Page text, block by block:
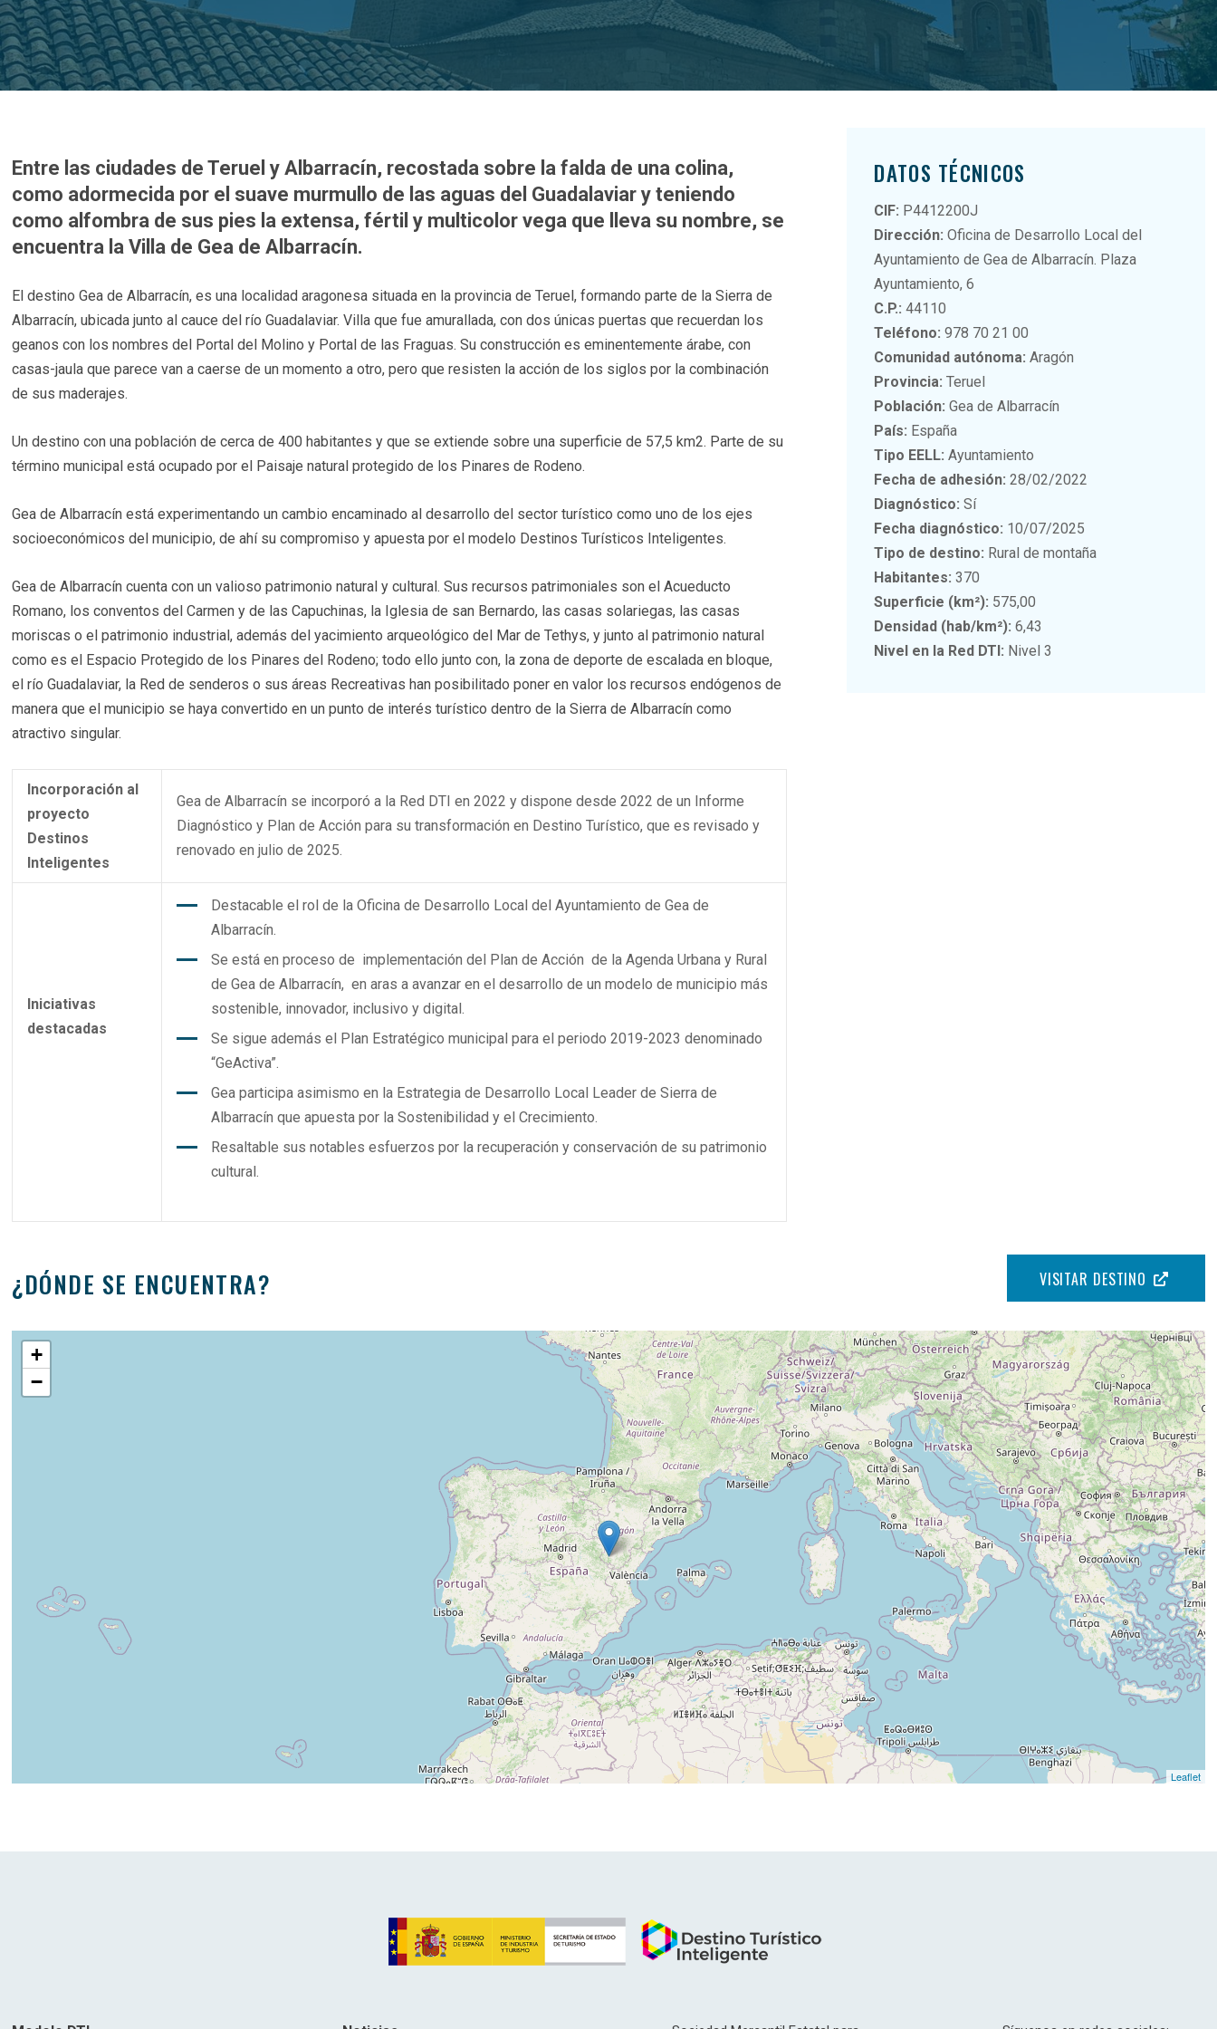
Entre las ciudades de Teruel y Albarracín, recostada sobre la falda de una colina,
como adormecida por el suave murmullo de las aguas del Guadalaviar y teniendo
como alfombra de sus pies la extensa, fértil y multicolor vega que lleva su nombre, se
encuentra la Villa de Gea de Albarracín.
El destino Gea de Albarracín, es una localidad aragonesa situada en la provincia de Teruel, formando parte de la Sierra de
Albarracín, ubicada junto al cauce del río Guadalaviar. Villa que fue amurallada, con dos únicas puertas que recuerdan los
geanos con los nombres del Portal del Molino y Portal de las Fraguas. Su construcción es eminentemente árabe, con
casas-jaula que parece van a caerse de un momento a otro, pero que resisten la acción de los siglos por la combinación
de sus maderajes.
Un destino con una población de cerca de 400 habitantes y que se extiende sobre una superficie de 57,5 km2. Parte de su
término municipal está ocupado por el Paisaje natural protegido de los Pinares de Rodeno.
Gea de Albarracín está experimentando un cambio encaminado al desarrollo del sector turístico como uno de los ejes
socioeconómicos del municipio, de ahí su compromiso y apuesta por el modelo Destinos Turísticos Inteligentes.
Gea de Albarracín cuenta con un valioso patrimonio natural y cultural. Sus recursos patrimoniales son el Acueducto
Romano, los conventos del Carmen y de las Capuchinas, la Iglesia de san Bernardo, las casas solariegas, las casas
moriscas o el patrimonio industrial, además del yacimiento arqueológico del Mar de Tethys, y junto al patrimonio natural
como es el Espacio Protegido de los Pinares del Rodeno; todo ello junto con, la zona de deporte de escalada en bloque,
el río Guadalaviar, la Red de senderos o sus áreas Recreativas han posibilitado poner en valor los recursos endógenos de
manera que el municipio se haya convertido en un punto de interés turístico dentro de la Sierra de Albarracín como
atractivo singular.
Incorporación al
proyecto
Destinos
Inteligentes
Gea de Albarracín se incorporó a la Red DTI en 2022 y dispone desde 2022 de un Informe
Diagnóstico y Plan de Acción para su transformación en Destino Turístico, que es revisado y
renovado en julio de 2025.
Iniciativas
destacadas
Destacable el rol de la Oficina de Desarrollo Local del Ayuntamiento de Gea de
Albarracín.
Se está en proceso de implementación del Plan de Acción de la Agenda Urbana y Rural
de Gea de Albarracín, en aras a avanzar en el desarrollo de un modelo de municipio más
sostenible, innovador, inclusivo y digital.
Se sigue además el Plan Estratégico municipal para el periodo 2019-2023 denominado
“GeActiva”.
Gea participa asimismo en la Estrategia de Desarrollo Local Leader de Sierra de
Albarracín que apuesta por la Sostenibilidad y el Crecimiento.
Resaltable sus notables esfuerzos por la recuperación y conservación de su patrimonio
cultural.
DATOS TÉCNICOS
CIF: P4412200J
Dirección: Oficina de Desarrollo Local del
Ayuntamiento de Gea de Albarracín. Plaza
Ayuntamiento, 6
C.P.: 44110
Teléfono: 978 70 21 00
Comunidad autónoma: Aragón
Provincia: Teruel
Población: Gea de Albarracín
País: España
Tipo EELL: Ayuntamiento
Fecha de adhesión: 28/02/2022
Diagnóstico: Sí
Fecha diagnóstico: 10/07/2025
Tipo de destino: Rural de montaña
Habitantes: 370
Superficie (km²): 575,00
Densidad (hab/km²): 6,43
Nivel en la Red DTI: Nivel 3
¿DÓNDE SE ENCUENTRA? VISITAR DESTINO
+
−
Leaflet